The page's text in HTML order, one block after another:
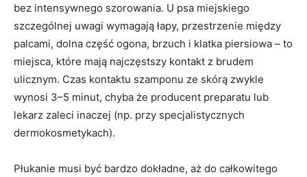
bez intensywnego szorowania. U psa miejskiego
szczególnej uwagi wymagają łapy, przestrzenie między
palcami, dolna część ogona, brzuch i klatka piersiowa – to
miejsca, które mają najczęstszy kontakt z brudem
ulicznym. Czas kontaktu szamponu ze skórą zwykle
wynosi 3–5 minut, chyba że producent preparatu lub
lekarz zaleci inaczej (np. przy specjalistycznych
dermokosmetykach).
Płukanie musi być bardzo dokładne, aż do całkowitego